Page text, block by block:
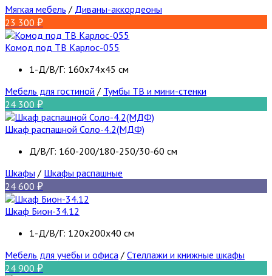
Мягкая мебель / Диваны-аккордеоны
23 300
Комод под ТВ Карлос-055
1-Д/В/Г: 160х74х45 см
Мебель для гостиной / Тумбы ТВ и мини-стенки
24 300
Шкаф распашной Соло-4.2(МДФ)
Д/В/Г: 160-200/180-250/30-60 см
Шкафы / Шкафы распашные
24 600
Шкаф Бион-34.12
1-Д/В/Г: 120х200х40 см
Мебель для учебы и офиса / Стеллажи и книжные шкафы
24 900